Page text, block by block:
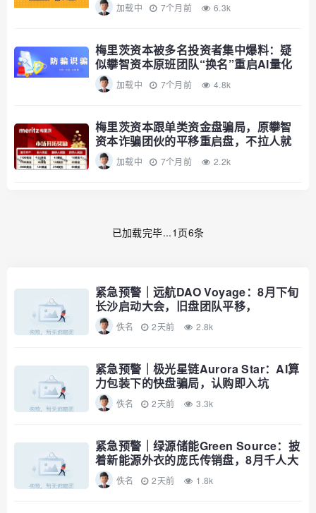
加载中 7个月前 6.3k
梅里茨资本被多名投资者集中爆料：疑
似攀智资本原班团队“换名”重启AI量化
加载中 7个月前 4.8k
梅里茨资本跟单类资金盘骗局，原攀智
资本诈骗团伙的平移重启盘，不拉人就
封
加载中 7个月前 2.2k
已加载完毕...1页6条
紧急预警｜远航DAO Voyage：8月下旬
长沙启动大会，旧盘团队平移，
RWA+大宗商品包装——又是庞氏滚盘
的老剧本
佚名 2天前 2.8k
紧急预警｜极光星链Aurora Star：AI算
力包装下的快盘骗局，认购即入坑
佚名 2天前 3.3k
紧急预警｜绿源储能Green Source：披
着新能源外衣的庞氏传销盘，8月千人大
会就是收割信号
佚名 2天前 1.8k